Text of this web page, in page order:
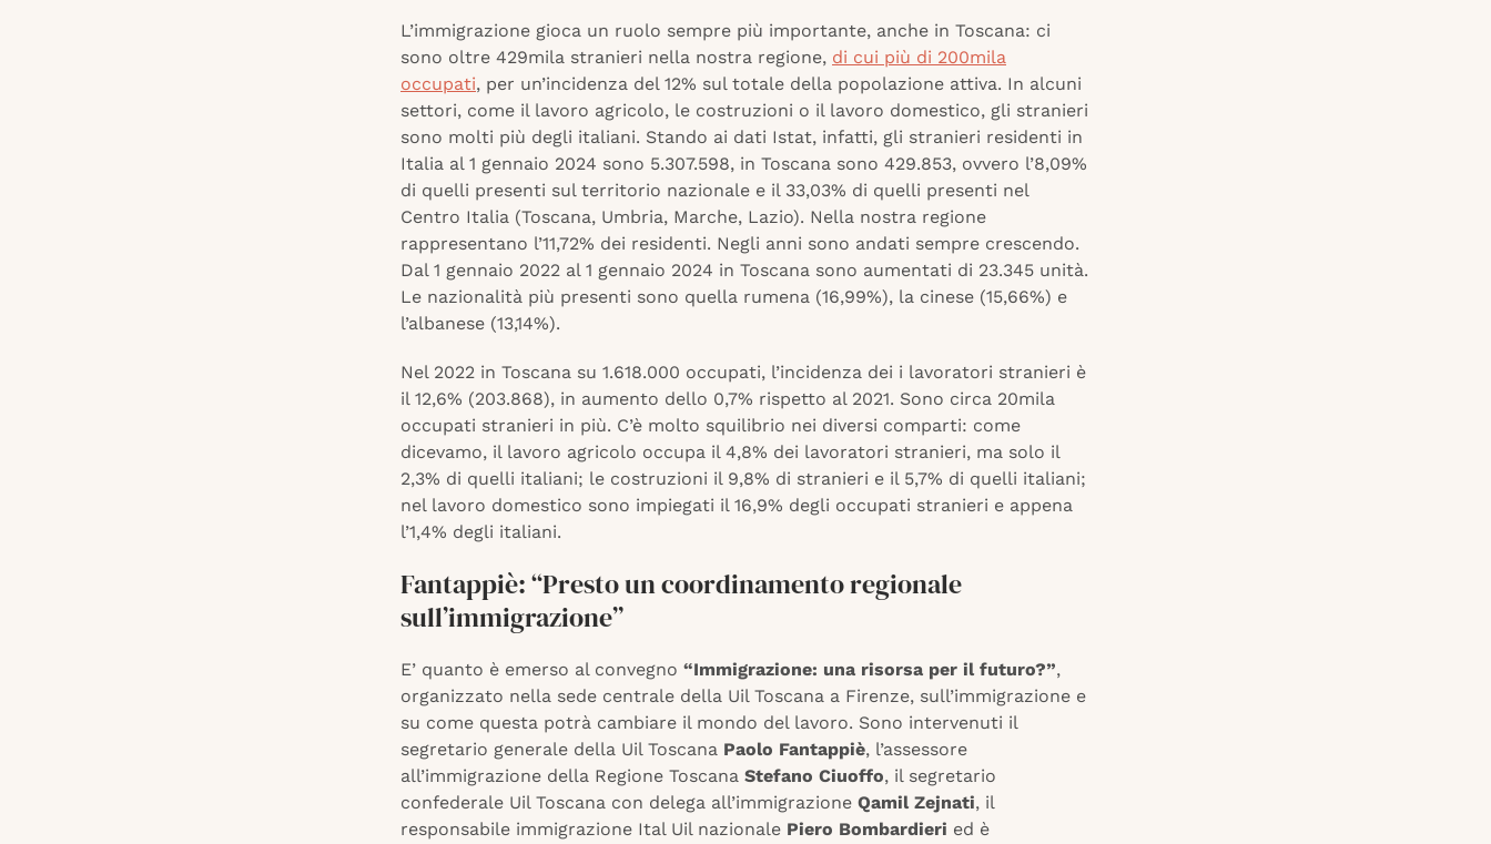
L’immigrazione gioca un ruolo sempre più importante, anche in Toscana: ci
sono oltre 429mila stranieri nella nostra regione, di cui più di 200mila
occupati, per un’incidenza del 12% sul totale della popolazione attiva. In alcuni
settori, come il lavoro agricolo, le costruzioni o il lavoro domestico, gli stranieri
sono molti più degli italiani. Stando ai dati Istat, infatti, gli stranieri residenti in
Italia al 1 gennaio 2024 sono 5.307.598, in Toscana sono 429.853, ovvero l’8,09%
di quelli presenti sul territorio nazionale e il 33,03% di quelli presenti nel
Centro Italia (Toscana, Umbria, Marche, Lazio). Nella nostra regione
rappresentano l’11,72% dei residenti. Negli anni sono andati sempre crescendo.
Dal 1 gennaio 2022 al 1 gennaio 2024 in Toscana sono aumentati di 23.345 unità.
Le nazionalità più presenti sono quella rumena (16,99%), la cinese (15,66%) e
l’albanese (13,14%).
Nel 2022 in Toscana su 1.618.000 occupati, l’incidenza dei i lavoratori stranieri è
il 12,6% (203.868), in aumento dello 0,7% rispetto al 2021. Sono circa 20mila
occupati stranieri in più. C’è molto squilibrio nei diversi comparti: come
dicevamo, il lavoro agricolo occupa il 4,8% dei lavoratori stranieri, ma solo il
2,3% di quelli italiani; le costruzioni il 9,8% di stranieri e il 5,7% di quelli italiani;
nel lavoro domestico sono impiegati il 16,9% degli occupati stranieri e appena
l’1,4% degli italiani.
Fantappiè: “Presto un coordinamento regionale
sull’immigrazione”
E’ quanto è emerso al convegno “Immigrazione: una risorsa per il futuro?”,
organizzato nella sede centrale della Uil Toscana a Firenze, sull’immigrazione e
su come questa potrà cambiare il mondo del lavoro. Sono intervenuti il
segretario generale della Uil Toscana Paolo Fantappiè, l’assessore
all’immigrazione della Regione Toscana Stefano Ciuoffo, il segretario
confederale Uil Toscana con delega all’immigrazione Qamil Zejnati, il
responsabile immigrazione Ital Uil nazionale Piero Bombardieri ed è